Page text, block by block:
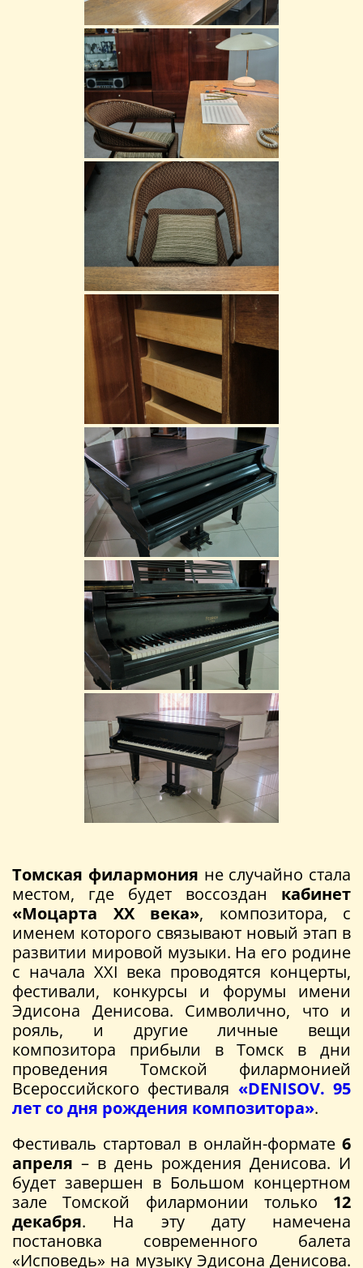
Томская филармония не случайно стала
местом, где будет воссоздан кабинет
«Моцарта ХХ века», композитора, с
именем которого связывают новый этап в
развитии мировой музыки. На его родине
с начала XXI века проводятся концерты,
фестивали, конкурсы и форумы имени
Эдисона Денисова. Символично, что и
рояль, и другие личные вещи
композитора прибыли в Томск в дни
проведения Томской филармонией
Всероссийского фестиваля «DENISOV. 95
лет со дня рождения композитора».
Фестиваль стартовал в онлайн-формате 6
апреля – в день рождения Денисова. И
будет завершен в Большом концертном
зале Томской филармонии только 12
декабря. На эту дату намечена
постановка современного балета
«Исповедь» на музыку Эдисона Денисова.